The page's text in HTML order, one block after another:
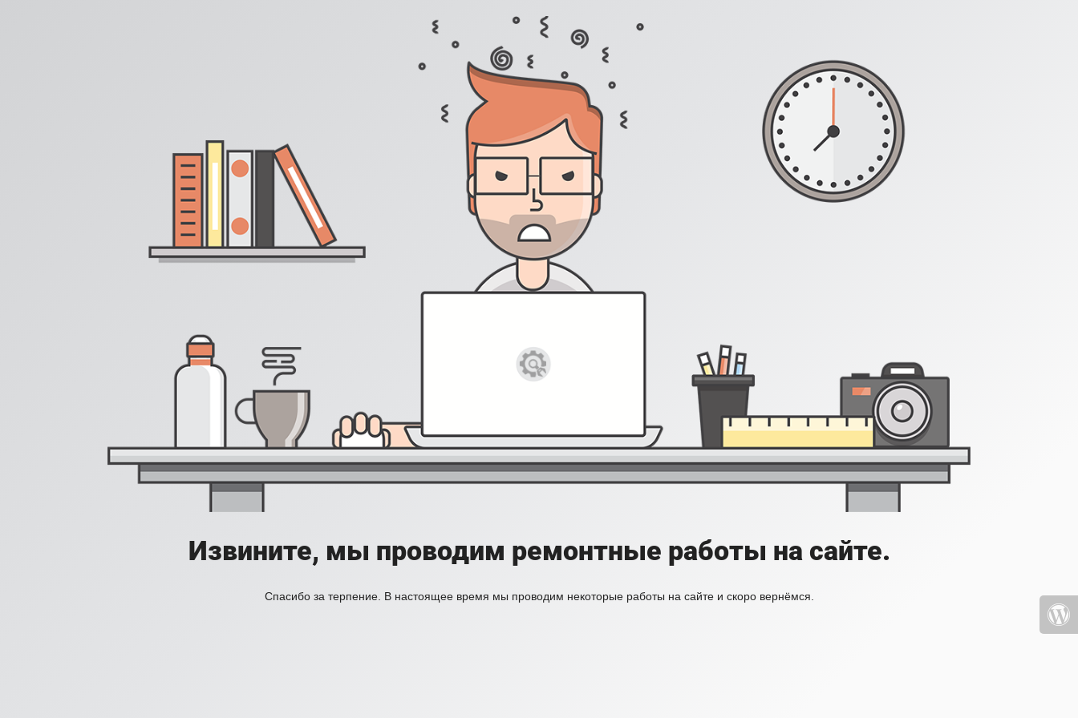
Извините, мы проводим ремонтные работы на сайте.
Спасибо за терпение. В настоящее время мы проводим некоторые работы на сайте и скоро вернёмся.